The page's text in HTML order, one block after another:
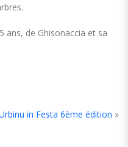
ans, de Ghisonaccia et sa
in Festa 6ème édition »